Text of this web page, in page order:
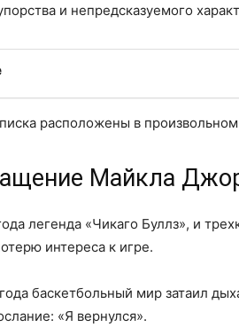
и непредсказуемого
расположены в
Майкла
легенда «Чикаго Буллз», и
интереса к игре.
баскетбольный мир затаил
«Я вернулся».